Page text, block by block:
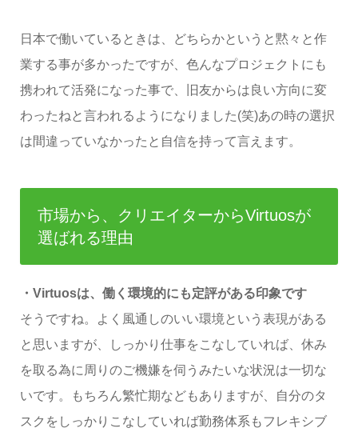
日本で働いているときは、どちらかというと黙々と作
業する事が多かったですが、色んなプロジェクトにも
携われて活発になった事で、旧友からは良い方向に変
わったねと言われるようになりました(笑)あの時の選択
は間違っていなかったと自信を持って言えます。
市場から、クリエイターからVirtuosが
選ばれる理由
・Virtuosは、働く環境的にも定評がある印象です
そうですね。よく風通しのいい環境という表現がある
と思いますが、しっかり仕事をこなしていれば、休み
を取る為に周りのご機嫌を伺うみたいな状況は一切な
いです。もちろん繁忙期などもありますが、自分のタ
スクをしっかりこなしていれば勤務体系もフレキシブ